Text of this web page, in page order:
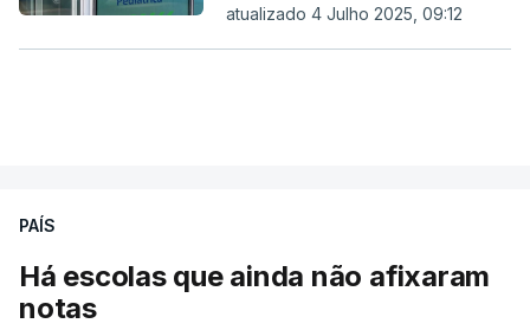
atualizado 4 Julho 2025, 09:12
PAÍS
Há escolas que ainda não afixaram
notas